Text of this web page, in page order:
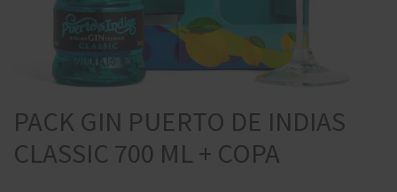
PACK GIN PUERTO DE INDIAS
CLASSIC 700 ML + COPA